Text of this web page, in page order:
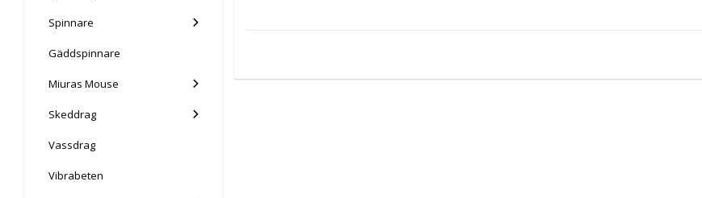
Spinnare
Gäddspinnare
Miuras Mouse
Skeddrag
Vassdrag
Vibrabeten